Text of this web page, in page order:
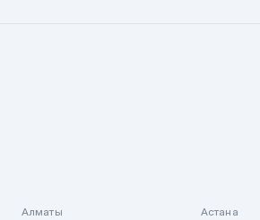
Алматы Астана